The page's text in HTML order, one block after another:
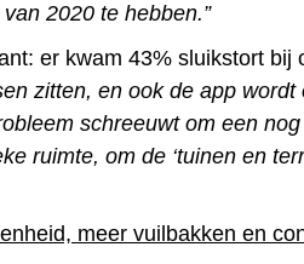
2020 te hebben.”
er kwam 43% sluikstort bij
zitten, en ook de app wordt
schreeuwt om een
ruimte, om de ‘tuinen en
meer vuilbakken en